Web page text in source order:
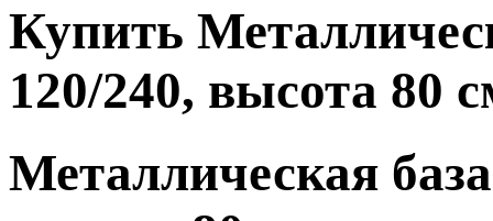
Купить
120/240, высота 80
Металлическая